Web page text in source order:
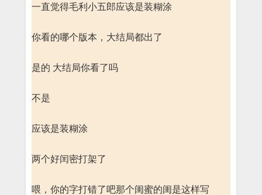
一直觉得毛利小五郎应该是装糊涂
你看的哪个版本，大结局都出了
是的 大结局你看了吗
不是
应该是装糊涂
两个好闰密打架了
喂，你的字打错了吧那个闺蜜的闺是这样写